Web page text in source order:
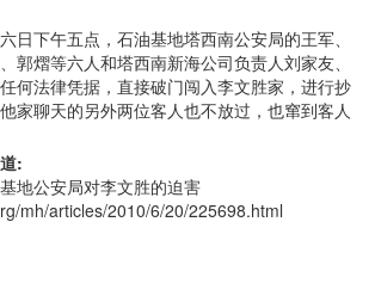
日下午五点，石油基地塔西南公安局的王军、
郭熠等六人和塔西南新海公司负责人刘家友、
何法律凭据，直接破门闯入李文胜家，进行抄
家聊天的另外两位客人也不放过，也窜到客人
:
地公安局对李文胜的迫害
mh/articles/2010/6/20/225698.html